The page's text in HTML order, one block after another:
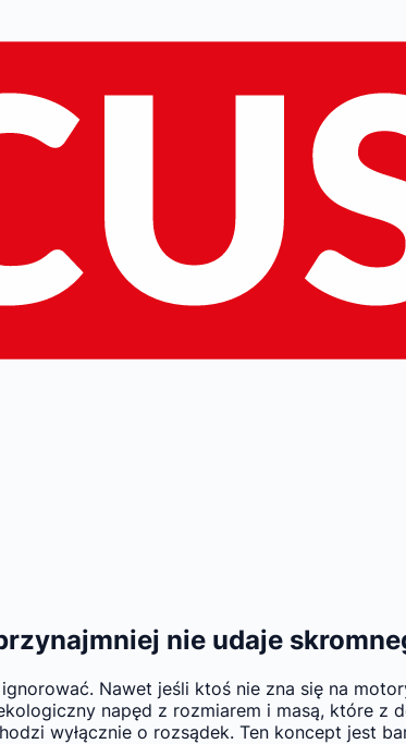
nie udaje
Nawet jeśli ktoś nie zna się na
napęd z rozmiarem i masą, które z
wyłącznie o rozsądek. Ten koncept jest